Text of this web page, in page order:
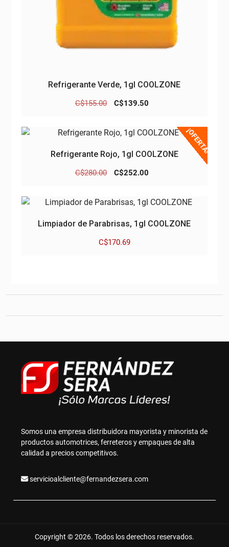
Refrigerante Verde, 1gl COOLZONE
C$155.00
El
era:
C$139.50
es:
¡OFERTA!
Refrigerante Rojo, 1gl COOLZONE
C$280.00
El
era:
C$252.00
es:
Limpiador de Parabrisas, 1gl COOLZONE
C$170.69
Somos una empresa distribuidora mayorista y minorista de
productos automotrices, ferreteros y empaques de alta
calidad a precios competitivos.
servicioalcliente@fernandezsera.com
Copyright © 2026. Todos los derechos reservados.